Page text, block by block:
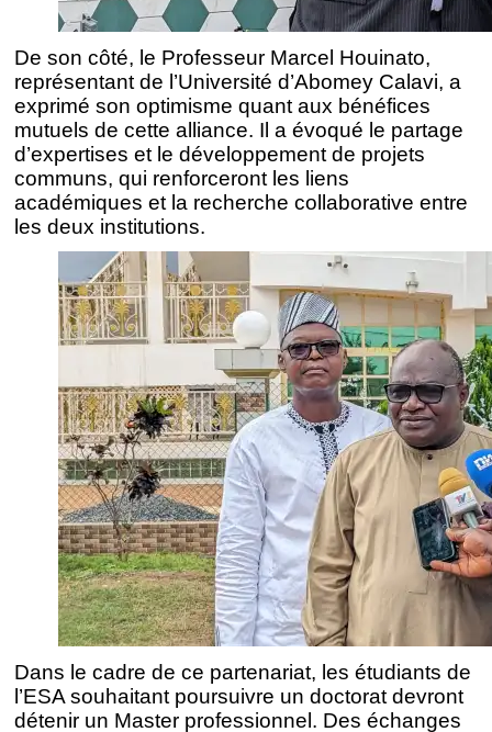
De son côté, le Professeur Marcel Houinato,
représentant de l’Université d’Abomey Calavi, a
exprimé son optimisme quant aux bénéfices
mutuels de cette alliance. Il a évoqué le partage
d’expertises et le développement de projets
communs, qui renforceront les liens
académiques et la recherche collaborative entre
les deux institutions.
Dans le cadre de ce partenariat, les étudiants de
l’ESA souhaitant poursuivre un doctorat devront
détenir un Master professionnel. Des échanges